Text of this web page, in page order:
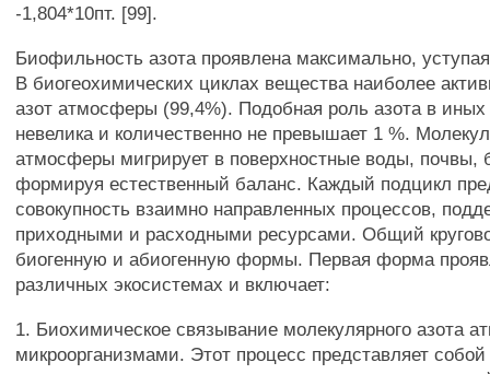
-1,804*10пт. [99].
Биофильность азота проявлена максимально,
В биогеохимических циклах вещества наиболее
азот атмосферы (99,4%). Подобная роль азота в
невелика и количественно не превышает 1 %.
атмосферы мигрирует в поверхностные воды, почвы,
формируя естественный баланс. Каждый подцикл
совокупность взаимно направленных процессов,
приходными и расходными ресурсами. Общий
биогенную и абиогенную формы. Первая форма
различных экосистемах и включает:
1. Биохимическое связывание молекулярного азота
микроорганизмами. Этот процесс представляет